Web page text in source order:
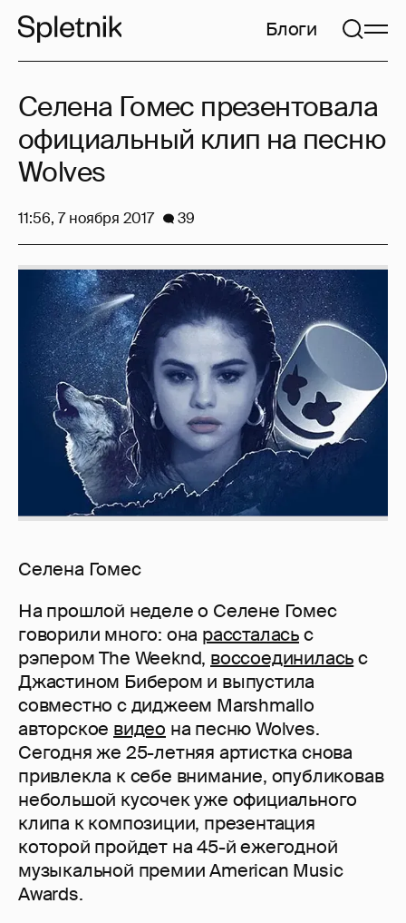
Блоги
Селена Гомес
На прошлой неделе о Селене Гомес
говорили много: она рассталасьс
рэпером The Weeknd, воссоединиласьс
Джастином Бибером и выпустила
совместно с диджеем Marshmallo
авторское видео на песню Wolves.
Сегодня же 25-летняя артистка снова
привлекла к себе внимание, опубликовав
небольшой кусочек уже официального
клипа к композиции, презентация
которой пройдет на 45-й ежегодной
музыкальной премии American Music
Awards.
Селена Гомес презентовала
официальный клип на песню
Wolves
11:56, 7 ноября 2017 39